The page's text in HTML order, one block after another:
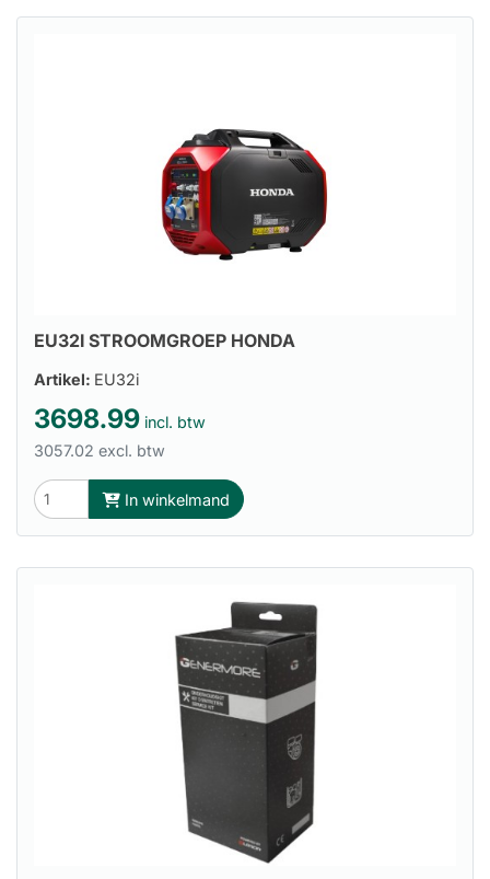
EU32I STROOMGROEP HONDA
Artikel: EU32i
3698.99 incl. btw
3057.02 excl. btw
In winkelmand